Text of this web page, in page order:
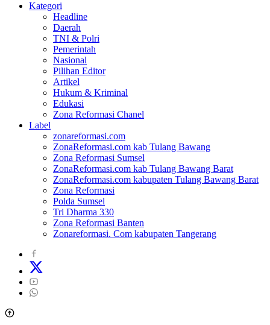
Kategori
Headline
Daerah
TNI & Polri
Pemerintah
Nasional
Pilihan Editor
Artikel
Hukum & Kriminal
Edukasi
Zona Reformasi Chanel
Label
zonareformasi.com
ZonaReformasi.com kab Tulang Bawang
Zona Reformasi Sumsel
ZonaReformasi.com kab Tulang Bawang Barat
ZonaReformasi.com kabupaten Tulang Bawang Barat
Zona Reformasi
Polda Sumsel
Tri Dharma 330
Zona Reformasi Banten
Zonareformasi. Com kabupaten Tangerang